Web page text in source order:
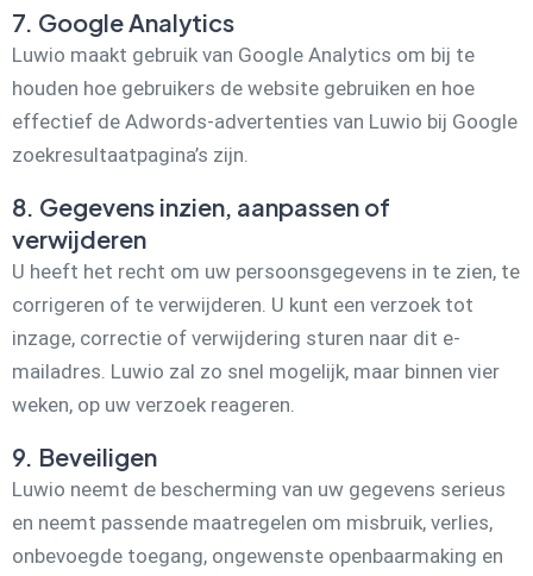
7. Google Analytics
Luwio maakt gebruik van Google Analytics om bij te
houden hoe gebruikers de website gebruiken en hoe
effectief de Adwords-advertenties van Luwio bij Google
zoekresultaatpagina’s zijn.
8. Gegevens inzien, aanpassen of
verwijderen
U heeft het recht om uw persoonsgegevens in te zien, te
corrigeren of te verwijderen. U kunt een verzoek tot
inzage, correctie of verwijdering sturen naar dit e-
mailadres. Luwio zal zo snel mogelijk, maar binnen vier
weken, op uw verzoek reageren.
9. Beveiligen
Luwio neemt de bescherming van uw gegevens serieus
en neemt passende maatregelen om misbruik, verlies,
onbevoegde toegang, ongewenste openbaarmaking en